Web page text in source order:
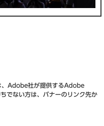
、Adobe社が提供するAdobe
でない方は、バナーのリンク先か